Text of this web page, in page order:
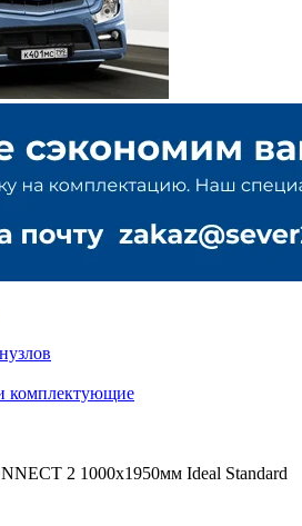
комплектующие
2 1000х1950мм Ideal Standard